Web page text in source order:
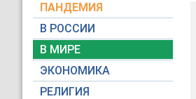
ПАНДЕМИЯ
В РОССИИ
В МИРЕ
ЭКОНОМИКА
РЕЛИГИЯ